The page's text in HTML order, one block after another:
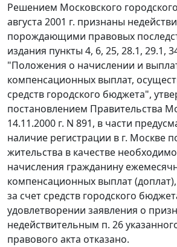
Решением Московского
августа 2001 г. признаны
порождающими правовых
издания пункты 4, 6, 25, 28.1, 29.1,
"Положения о начислении и
компенсационных выплат,
средств городского бюджета",
постановлением Правительства
14.11.2000 г. N 891, в части
наличие регистрации в г. Москве
жительства в качестве
начисления гражданину
компенсационных выплат
за счет средств городского
удовлетворении заявления о
недействительным п. 26
правового акта отказано.